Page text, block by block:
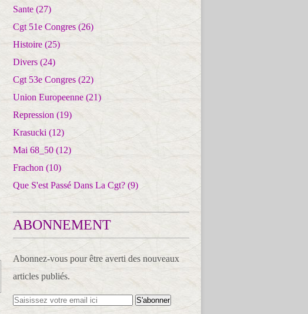
Sante (27)
Cgt 51e Congres (26)
Histoire (25)
Divers (24)
Cgt 53e Congres (22)
Union Europeenne (21)
Repression (19)
Krasucki (12)
Mai 68_50 (12)
Frachon (10)
Que S'est Passé Dans La Cgt? (9)
ABONNEMENT
Abonnez-vous pour être averti des nouveaux
articles publiés.